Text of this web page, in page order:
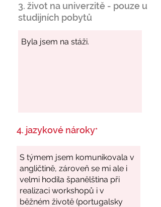
3. život na univerzitě - pouze u
studijních pobytů
4. jazykové nároky*